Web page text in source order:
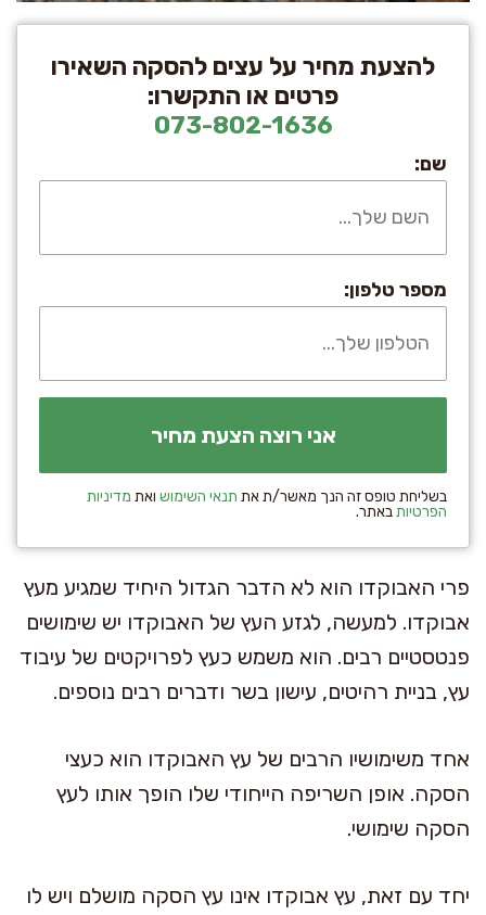
להצעת מחיר על עצים להסקה השאירו
פרטים או התקשרו:
073-802-1636
שם:
מספר טלפון:
בשליחת טופס זה הנך מאשר/ת את תנאי השימוש ואת מדיניות
הפרטיותבאתר.
פרי האבוקדו הוא לא הדבר הגדול היחיד שמגיע מעץ
אבוקדו. למעשה, לגזע העץ של האבוקדו יש שימושים
פנטסטיים רבים. הוא משמש כעץ לפרויקטים של עיבוד
עץ, בניית רהיטים, עישון בשר ודברים רבים נוספים.
אחד משימושיו הרבים של עץ האבוקדו הוא כעצי
הסקה. אופן השריפה הייחודי שלו הופך אותו לעץ
הסקה שימושי.
יחד עם זאת, עץ אבוקדו אינו עץ הסקה מושלם ויש לו